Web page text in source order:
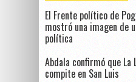
El Frente político de
mostró una imagen de
política
Abdala confirmó que La
compite en San Luis